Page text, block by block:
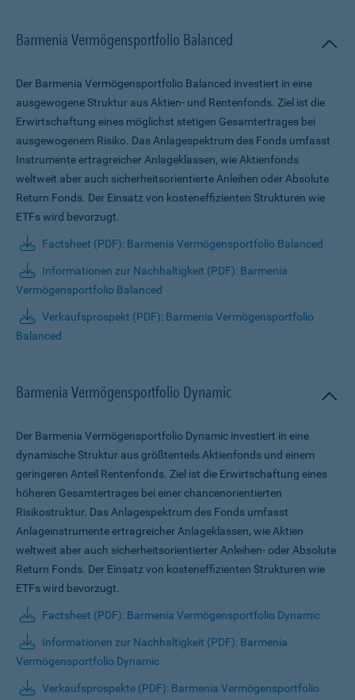
Barmenia Vermögensportfolio Balanced
Der Barmenia Vermögensportfolio Balanced investiert in eine
ausgewogene Struktur aus Aktien- und Rentenfonds. Ziel ist die
Erwirtschaftung eines möglichst stetigen Gesamtertrages bei
ausgewogenem Risiko. Das Anlagespektrum des Fonds umfasst
Instrumente ertragreicher Anlageklassen, wie Aktienfonds
weltweit aber auch sicherheitsorientierte Anleihen oder Absolute
Return Fonds. Der Einsatz von kosteneffizienten Strukturen wie
ETFs wird bevorzugt.
Factsheet (PDF): Barmenia Vermögensportfolio Balanced
Informationen zur Nachhaltigkeit (PDF): Barmenia
Vermögensportfolio Balanced
Verkaufsprospekt (PDF): Barmenia Vermögensportfolio
Balanced
Barmenia Vermögensportfolio Dynamic
Der Barmenia Vermögensportfolio Dynamic investiert in eine
dynamische Struktur aus größtenteils Aktienfonds und einem
geringeren Anteil Rentenfonds. Ziel ist die Erwirtschaftung eines
höheren Gesamtertrages bei einer chancenorientierten
Risikostruktur. Das Anlagespektrum des Fonds umfasst
Anlageinstrumente ertragreicher Anlageklassen, wie Aktien
weltweit aber auch sicherheitsorientierter Anleihen- oder Absolute
Return Fonds. Der Einsatz von kosteneffizienten Strukturen wie
ETFs wird bevorzugt.
Factsheet (PDF): Barmenia Vermögensportfolio Dynamic
Informationen zur Nachhaltigkeit (PDF): Barmenia
Vermögensportfolio Dynamic
Verkaufsprospekte (PDF): Barmenia Vermögensportfolio